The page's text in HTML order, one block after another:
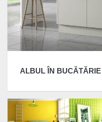
ALBUL ÎN BUCĂTĂRIE